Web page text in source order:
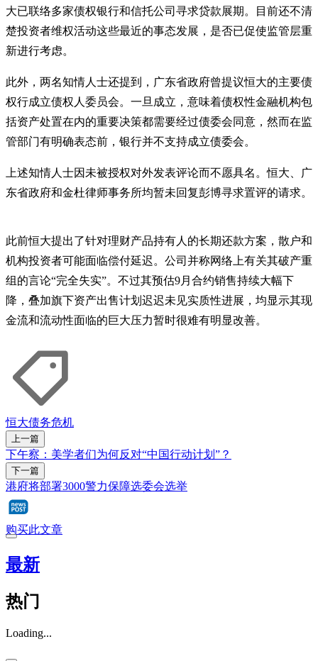
大已联络多家债权银行和信托公司寻求贷款展期。目前还不清
楚投资者维权活动这些最近的事态发展，是否已促使监管层重
新进行考虑。
此外，两名知情人士还提到，广东省政府曾提议恒大的主要债
权行成立债权人委员会。一旦成立，意味着债权性金融机构包
括资产处置在内的重要决策都需要经过债委会同意，然而在监
管部门有明确表态前，银行并不支持成立债委会。
上述知情人士因未被授权对外发表评论而不愿具名。恒大、广
东省政府和金杜律师事务所均暂未回复彭博寻求置评的请求。
此前恒大提出了针对理财产品持有人的长期还款方案，散户和
机构投资者可能面临偿付延迟。公司并称网络上有关其破产重
组的言论“完全失实”。不过其预估9月合约销售持续大幅下
降，叠加旗下资产出售计划迟迟未见实质性进展，均显示其现
金流和流动性面临的巨大压力暂时很难有明显改善。
恒大债务危机
上一篇
下午察：美学者们为何反对“中国行动计划”？
下一篇
港府将部署3000警力保障选委会选举
购买此文章
最新
热门
Loading...